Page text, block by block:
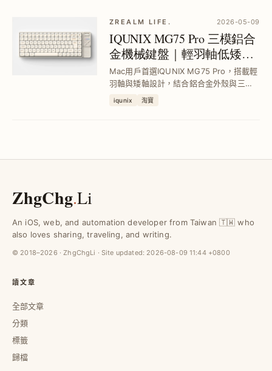
ZREALM LIFE. 2026-05-09
IQUNIX MG75 Pro 三模鋁合
金機械鍵盤｜輕羽軸低矮軸
設計，MacOS 完美支援
Mac用戶首選IQUNIX MG75 Pro，搭載輕
羽軸與矮軸設計，結合鋁合金外殼與三模
連接，提供安靜且有手感的打字體驗，解
決巧控鍵盤手感不足問題，輕鬆提升工作
iqunix 淘寶
ZhgChg.Li
An iOS, web, and automation developer from Taiwan 🇹🇼 who
also loves sharing, traveling, and writing.
© 2018–2026 · ZhgChgLi · Site updated: 2026-08-09 11:44 +0800
讀文章
全部文章
分類
標籤
歸檔